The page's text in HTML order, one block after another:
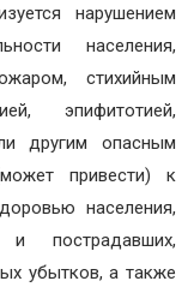
нарушением
населения,
стихийным
эпифитотией,
другим опасным
привести) к
населения,
пострадавших,
убытков, а также